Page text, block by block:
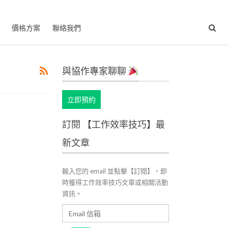
價格方案 聯絡我們
與協作專家聊聊
立即預約
訂閱 【工作效率技巧】最
新文章
輸入您的 email 並點擊【訂閱】，即
時獲得工作效率技巧文章或相關活動
資訊。
信